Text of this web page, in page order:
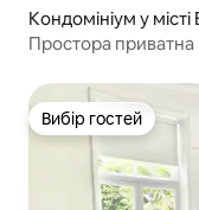
Кондомініум у
Простора
Вибір гостей
Вибір гостей